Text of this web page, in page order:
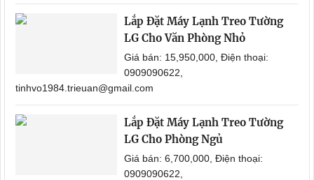
Lắp Đặt Máy Lạnh Treo Tường
LG Cho Văn Phòng Nhỏ
Giá bán: 15,950,000, Điện thoại:
0909090622,
tinhvo1984.trieuan@gmail.com
Lắp Đặt Máy Lạnh Treo Tường
LG Cho Phòng Ngủ
Giá bán: 6,700,000, Điện thoại:
0909090622,